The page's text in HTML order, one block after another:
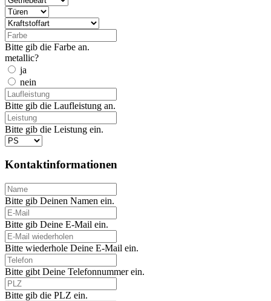
Bitte gib die Farbe an.
metallic?
ja
nein
Bitte gib die Laufleistung an.
Bitte gib die Leistung ein.
Kontaktinformationen
Bitte gib Deinen Namen ein.
Bitte gib Deine E-Mail ein.
Bitte wiederhole Deine E-Mail ein.
Bitte gibt Deine Telefonnummer ein.
Bitte gib die PLZ ein.